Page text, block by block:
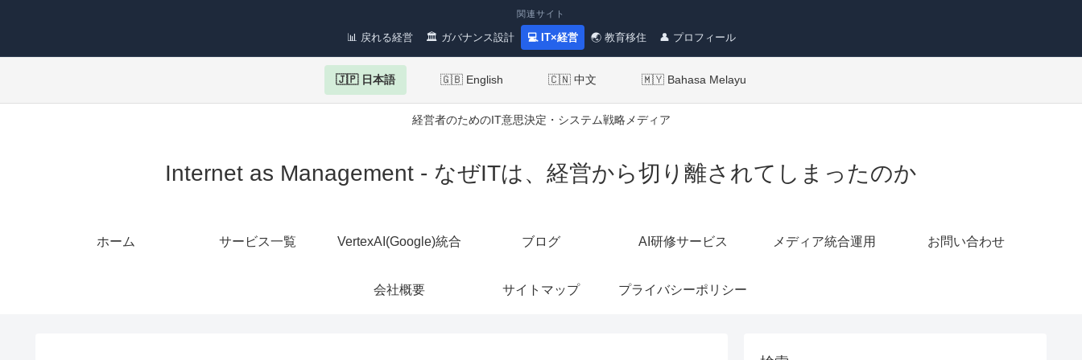
関連サイト
📊 戻れる経営 🏛 ガバナンス設計 💻 IT×経営 🌏 教育移住 👤 プロフィール
🇯🇵 日本語 🇬🇧 English 🇨🇳 中文 🇲🇾 Bahasa Melayu
経営者のためのIT意思決定・システム戦略メディア
Internet as Management - なぜITは、経営から切り離されてしまったのか
ホーム サービス一覧 VertexAI(Google)統合 ブログ AI研修サービス メディア統合運用 お問い合わせ
会社概要 サイトマップ プライバシーポリシー